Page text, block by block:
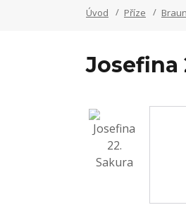
Úvod Příze
Josefina